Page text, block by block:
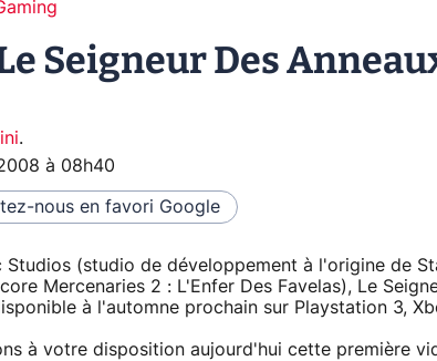
Seigneur Des
.
à 08h40
nous en favori Google
Studios (studio de développement à l'origine de
Mercenaries 2 : L'Enfer Des Favelas), Le
à l'automne prochain sur Playstation 3,
à votre disposition aujourd'hui cette première